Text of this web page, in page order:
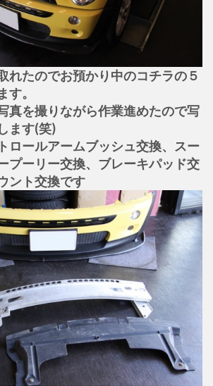
れたのでお預かり中のコチラの５
す。
真を撮りながら作業進めたので写
ます(笑)
ロールアームブッシュ交換、スー
プーリー交換、ブレーキパッド交
ント交換です